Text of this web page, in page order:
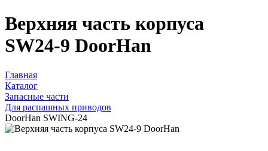
Верхняя часть корпуса
SW24-9 DoorHan
Главная
Каталог
Запасные части
Для распашных приводов
DoorHan SWING-24